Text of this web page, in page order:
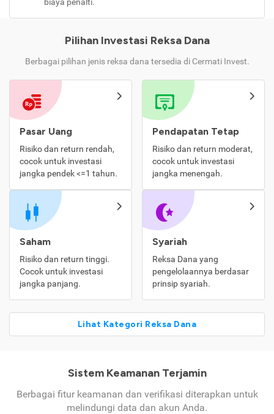
Pilihan Investasi Reksa Dana
Berbagai pilihan jenis reksa dana tersedia di Cermati Invest.
Pasar Uang
Risiko dan return rendah,
cocok untuk investasi
jangka pendek <=1 tahun.
Pendapatan Tetap
Risiko dan return moderat,
cocok untuk investasi
jangka menengah.
Saham
Risiko dan return tinggi.
Cocok untuk investasi
jangka panjang.
Syariah
Reksa Dana yang
pengelolaannya berdasar
prinsip syariah.
Lihat Kategori Reksa Dana
Sistem Keamanan Terjamin
Berbagai fitur keamanan dan verifikasi diterapkan untuk
melindungi data dan akun Anda.